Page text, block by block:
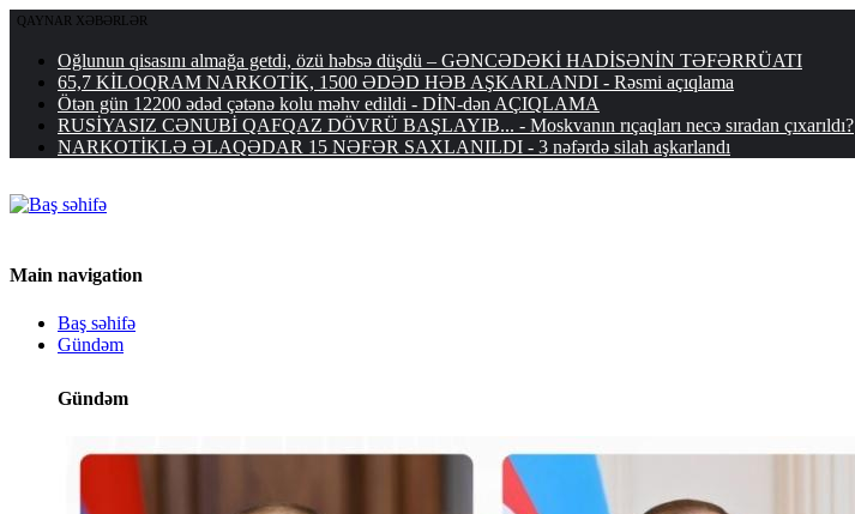
QAYNAR XƏBƏRLƏR
Oğlunun qisasını almağa getdi, özü həbsə düşdü – GƏNCƏDƏKİ HADİSƏNİN TƏFƏRRÜATI
65,7 KİLOQRAM NARKOTİK, 1500 ƏDƏD HƏB AŞKARLANDI - Rəsmi açıqlama
Ötən gün 12200 ədəd çətənə kolu məhv edildi - DİN-dən AÇIQLAMA
RUSİYASIZ CƏNUBİ QAFQAZ DÖVRÜ BAŞLAYIB... - Moskvanın rıçaqları necə sıradan çıxarıldı?
NARKOTİKLƏ ƏLAQƏDAR 15 NƏFƏR SAXLANILDI - 3 nəfərdə silah aşkarlandı
Main navigation
Baş səhifə
Gündəm
Gündəm